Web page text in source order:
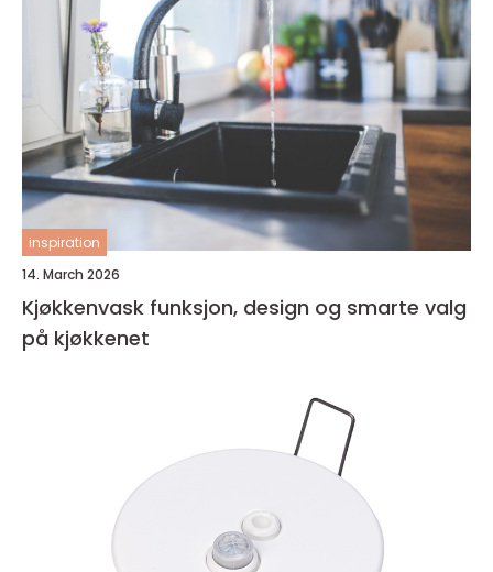
inspiration
14. March 2026
Kjøkkenvask funksjon, design og smarte valg
på kjøkkenet